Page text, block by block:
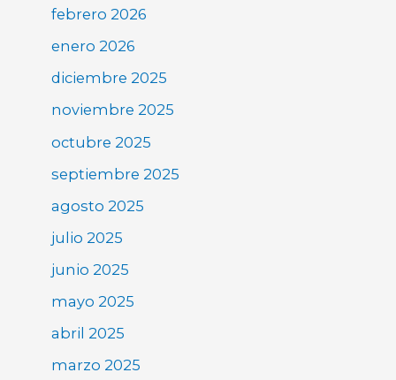
febrero 2026
enero 2026
diciembre 2025
noviembre 2025
octubre 2025
septiembre 2025
agosto 2025
julio 2025
junio 2025
mayo 2025
abril 2025
marzo 2025